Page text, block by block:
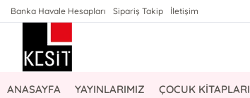
Banka Havale Hesapları Sipariş Takip İletişim
ANASAYFA YAYINLARIMIZ ÇOCUK KİTAPLARI